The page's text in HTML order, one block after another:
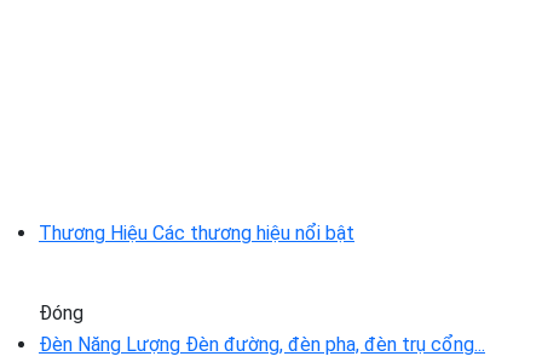
Thương Hiệu Các thương hiệu nổi bật
Đóng
Đèn Năng Lượng Đèn đường, đèn pha, đèn trụ cổng...